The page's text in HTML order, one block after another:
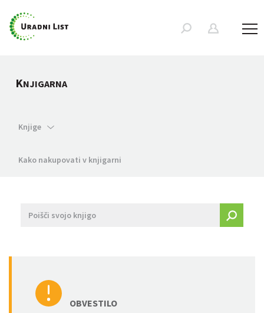
KNJIGARNA
Knjige
Kako nakupovati v knjigarni
OBVESTILO